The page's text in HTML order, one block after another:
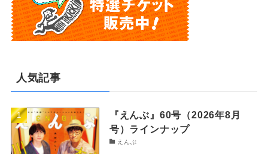
人気記事
『えんぶ』60号（2026年8月
号）ラインナップ
えんぶ